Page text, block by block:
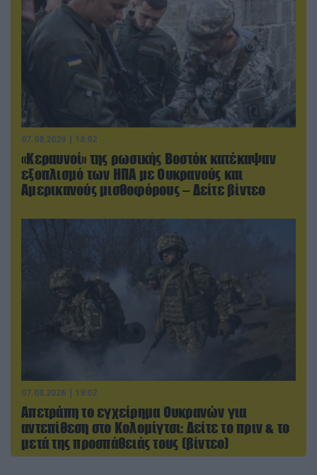
07.08.2026 | 18:02
«Κεραυνοί» της ρωσικής Βοστόκ κατέκαψαν
εξοπλισμό των ΗΠΑ με Ουκρανούς και
Αμερικανούς μισθοφόρους – Δείτε βίντεο
07.08.2026 | 19:02
Απετράπη το εγχείρημα Ουκρανών για
αντεπίθεση στο Κολομίγτσι: Δείτε το πριν & το
μετά της προσπάθειάς τους (βίντεο)